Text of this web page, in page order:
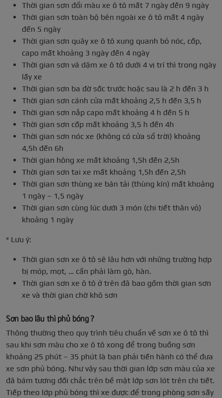
Thời gian sơn đổi màu xe ô tô mất 7 ngày đến 9 ngày
Thời gian sơn toàn bộ bên ngoài xe ô tô mất 4 ngày
đến 5 ngày
Thời gian sơn quây xe ô tô xung quanh bỏ nóc, cốp,
capo mất khoảng 3 ngày đến 4 ngày
Thời gian sơn vá dặm xe ô tô dưới 4 vị trí thì trong ngày
lấy xe
Thời gian sơn ba đờ sốc trước hoặc sau là 2 h đến 3 h
Thời gian sơn cánh cửa mất khoảng 2,5 h đến 3,5 h
Thời gian sơn nắp capo mất khoảng 4 h đến 5 h
Thời gian sơn cốp mất khoảng 3,5 h đến 4h
Thời gian sơn nóc xe (không có cửa sổ trời) khoảng
4,5h đến 6h
Thời gian hông xe mất khoảng 1,5h đến 2,5h
Thời gian sơn tai xe mất khoảng 1,5h đến 2,5h
Thời gian sơn thùng xe bán tải (thùng kín) mất khoảng
1 ngày – 1,5 ngày
Thời gian sơn cùng lúc dưới 3 món (chi tiết thân vỏ)
khoảng 1 ngày
* Lưu ý:
Thời gian sơn xe ô tô sẽ lâu hơn với những trường hợp
bị móp, mọt, … cần phải làm gò, hàn.
Thời gian sơn xe ô tô ở trên đã bao gồm thời gian sơn
xe và thời gian chờ khô sơn
Sơn bao lâu thì phủ bóng ?
Thông thường theo quy trình tiêu chuẩn về sơn xe ô tô thì
sau khi sơn màu cho xe ô tô xong để trong buồng sơn
khoảng 25 phút – 35 phút là bạn phải tiến hành có thể đưa
xe sơn phủ bóng. Như vậy sau thời gian lớp sơn màu của xe
đã bám tương đối chắc trên bề mặt lớp sơn lót trên chi tiết.
Tiếp theo lớp phủ bóng thì xe được để trong phòng sơn sấy